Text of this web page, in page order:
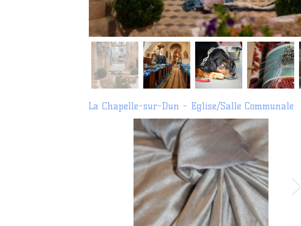
La Chapelle-sur-Dun - Eglise/Salle Communale